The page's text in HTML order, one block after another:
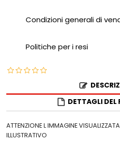
Condizioni generali di
Politiche per i resi
DETTAGLI DEL
ATTENZIONE L IMMAGINE
ILLUSTRATIVO